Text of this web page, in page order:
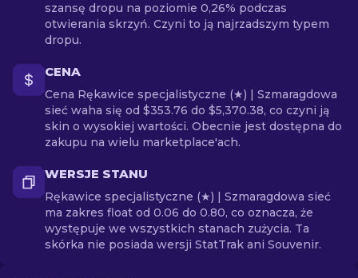
szansę dropu na poziomie 0,26% podczas
otwierania skrzyń. Czyni to ją najrzadszym typem
dropu.
CENA
Cena Rękawice specjalistyczne (★) | Szmaragdowa
sieć waha się od $353.76 do $5,370.38, co czyni ją
skin o wysokiej wartości. Obecnie jest dostępna do
zakupu na wielu marketplace'ach.
WERSJE STANU
Rękawice specjalistyczne (★) | Szmaragdowa sieć
ma zakres float od 0.06 do 0.80, co oznacza, że
występuje we wszystkich stanach zużycia. Ta
skórka nie posiada wersji StatTrak ani Souvenir.